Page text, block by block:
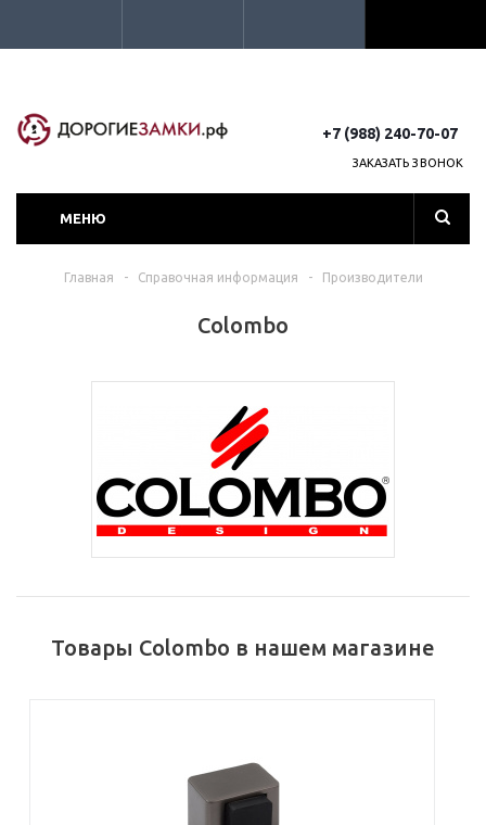
+7 (988) 240-70-07
ЗАКАЗАТЬ ЗВОНОК
МЕНЮ
Главная - Справочная информация - Производители
Colombo
Товары Colombo в нашем магазине